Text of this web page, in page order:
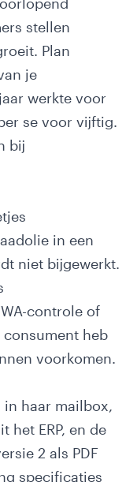
stellen
Plan
je
werkte voor
se voor vijftig.
bij
in een
niet bijgewerkt.
controle of
heb
voorkomen.
in haar mailbox,
het ERP, en de
2 als PDF
specificaties